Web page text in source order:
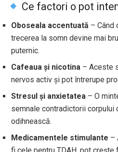
Ce factori o pot
Oboseala accentuată – Când
trecerea la somn devine mai
puternic.
Cafeaua și nicotina – Aceste
nervos activ și pot întrerupe
Stresul și anxietatea – O
semnale contradictorii corpului
odihnească.
Medicamentele stimulante –